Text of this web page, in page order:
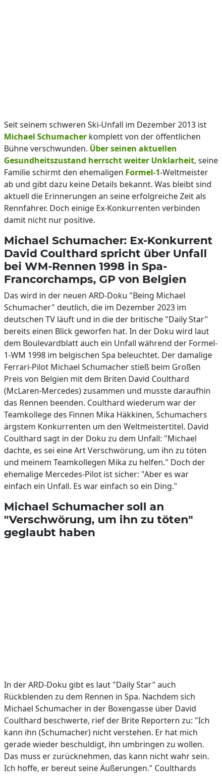
Seit seinem schweren Ski-Unfall im Dezember 2013 ist
Michael Schumacher komplett von der öffentlichen
Bühne verschwunden. Über seinen aktuellen
Gesundheitszustand herrscht weiter Unklarheit, seine
Familie schirmt den ehemaligen Formel-1-Weltmeister
ab und gibt dazu keine Details bekannt. Was bleibt sind
aktuell die Erinnerungen an seine erfolgreiche Zeit als
Rennfahrer. Doch einige Ex-Konkurrenten verbinden
damit nicht nur positive.
Michael Schumacher: Ex-Konkurrent
David Coulthard spricht über Unfall
bei WM-Rennen 1998 in Spa-
Francorchamps, GP von Belgien
Das wird in der neuen ARD-Doku "Being Michael
Schumacher" deutlich, die im Dezember 2023 im
deutschen TV läuft und in die der britische "Daily Star"
bereits einen Blick geworfen hat. In der Doku wird laut
dem Boulevardblatt auch ein Unfall während der Formel-
1-WM 1998 im belgischen Spa beleuchtet. Der damalige
Ferrari-Pilot Michael Schumacher stieß beim Großen
Preis von Belgien mit dem Briten David Coulthard
(McLaren-Mercedes) zusammen und musste daraufhin
das Rennen beenden. Coulthard wiederum war der
Teamkollege des Finnen Mika Häkkinen, Schumachers
ärgstem Konkurrenten um den Weltmeistertitel. David
Coulthard sagt in der Doku zu dem Unfall: "Michael
dachte, es sei eine Art Verschwörung, um ihn zu töten
und meinem Teamkollegen Mika zu helfen." Doch der
ehemalige Mercedes-Pilot ist sicher: "Aber es war
einfach ein Unfall. Es war einfach so ein Ding."
Michael Schumacher soll an
"Verschwörung, um ihn zu töten"
geglaubt haben
In der ARD-Doku gibt es laut "Daily Star" auch
Rückblenden zu dem Rennen in Spa. Nachdem sich
Michael Schumacher in der Boxengasse über David
Coulthard beschwerte, rief der Brite Reportern zu: "Ich
kann ihn (Schumacher) nicht verstehen. Er hat mich
gerade wieder beschuldigt, ihn umbringen zu wollen.
Das muss er zurücknehmen, das kann nicht wahr sein.
Ich hoffe, er bereut seine Äußerungen." Coulthards